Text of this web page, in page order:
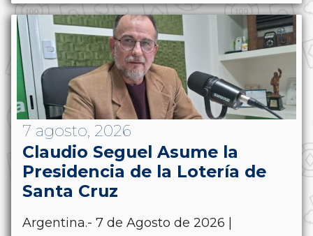
7 agosto, 2026
Claudio Seguel Asume la
Presidencia de la Lotería de
Santa Cruz
Argentina.- 7 de Agosto de 2026 |